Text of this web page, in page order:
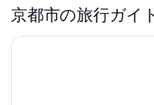
京都市の旅行ガイ
天然温泉 蓮花の湯 御宿野乃